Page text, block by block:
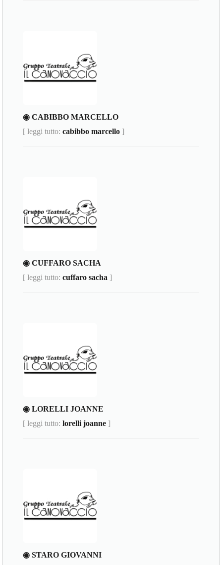
◉ CABIBBO MARCELLO
[ leggi tutto:cabibbo marcello ]
◉ CUFFARO SACHA
[ leggi tutto:cuffaro sacha ]
◉ LORELLI JOANNE
[ leggi tutto:lorelli joanne ]
◉ STARO GIOVANNI